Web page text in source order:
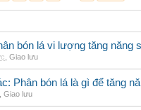
bón lá vi lượng tăng năng
Giao lưu
Phân bón lá là gì để tăng
Giao lưu